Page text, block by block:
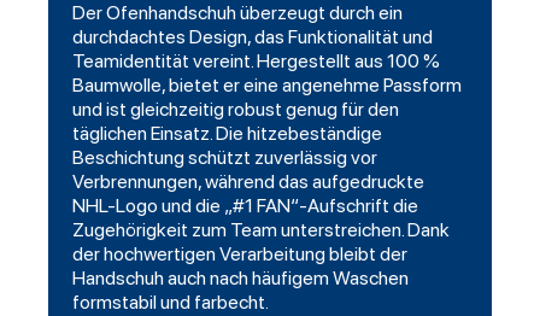
Der Ofenhandschuh überzeugt durch ein
durchdachtes Design, das Funktionalität und
Teamidentität vereint. Hergestellt aus 100 %
Baumwolle, bietet er eine angenehme Passform
und ist gleichzeitig robust genug für den
täglichen Einsatz. Die hitzebeständige
Beschichtung schützt zuverlässig vor
Verbrennungen, während das aufgedruckte
NHL-Logo und die „#1 FAN“-Aufschrift die
Zugehörigkeit zum Team unterstreichen. Dank
der hochwertigen Verarbeitung bleibt der
Handschuh auch nach häufigem Waschen
formstabil und farbecht.